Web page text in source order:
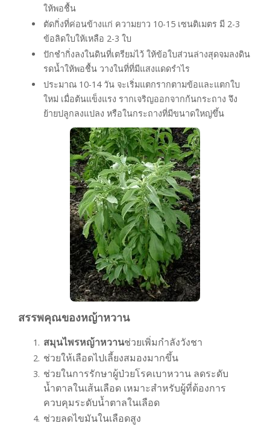
ให้พอชื้น
ตัดกิ่งที่ค่อนข้างแก่ ความยาว 10-15 เซนติเมตร มี 2-3
ข้อลิดใบให้เหลือ 2-3 ใบ
ปักชำกิ่งลงในดินที่เตรียมไว้ ให้ข้อใบส่วนล่างสุดจมลงดิน
รดน้ำให้พอชื้น วางในที่ที่มีแสงแดดรำไร
ประมาณ 10-14 วัน จะเริ่มแตกรากตามข้อและแตกใบ
ใหม่ เมื่อต้นแข็งแรง รากเจริญออกจากก้นกระถาง จึง
ย้ายปลูกลงแปลง หรือในกระถางที่มีขนาดใหญ่ขึ้น
สรรพคุณของหญ้าหวาน
สมุนไพรหญ้าหวานช่วยเพิ่มกำลังวังชา
ช่วยให้เลือดไปเลี้ยงสมองมากขึ้น
ช่วยในการรักษาผู้ป่วยโรคเบาหวาน ลดระดับ
น้ำตาลในเส้นเลือด เหมาะสำหรับผู้ที่ต้องการ
ควบคุมระดับน้ำตาลในเลือด
ช่วยลดไขมันในเลือดสูง